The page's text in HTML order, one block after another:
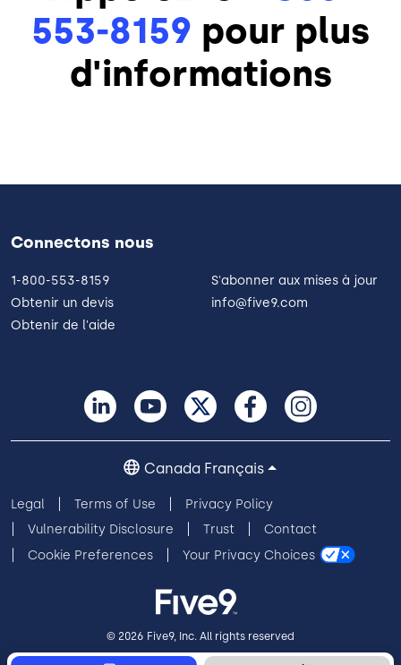
553-8159 pour plus
d'informations
Connectons nous
1-800-553-8159
Obtenir un devis
Obtenir de l'aide
S'abonner aux mises à jour
info@five9.com
Legal Terms of Use
Privacy Policy
Vulnerability Disclosure
Trust
Contact
Cookie Preferences
Your Privacy Choices
Canada Français
© 2026 Five9, Inc. All rights reserved